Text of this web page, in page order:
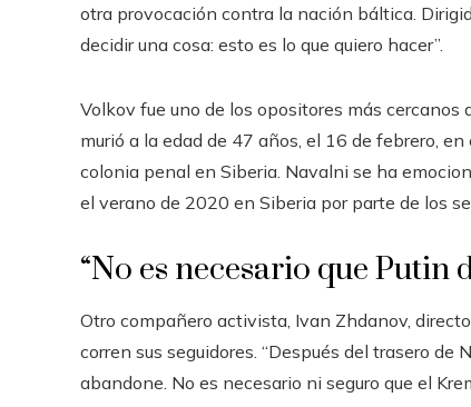
otra provocación contra la nación báltica.
decidir una cosa: esto es lo que quiero hacer”.
Volkov fue uno de los opositores más
murió a la edad de 47 años, el 16 de febrero,
colonia penal en Siberia. Navalni se ha
el verano de 2020 en Siberia por parte de los
“No es necesario que Putin
Otro compañero activista, Ivan Zhdanov,
corren sus seguidores. “Después del trasero de
abandone. No es necesario ni seguro que el